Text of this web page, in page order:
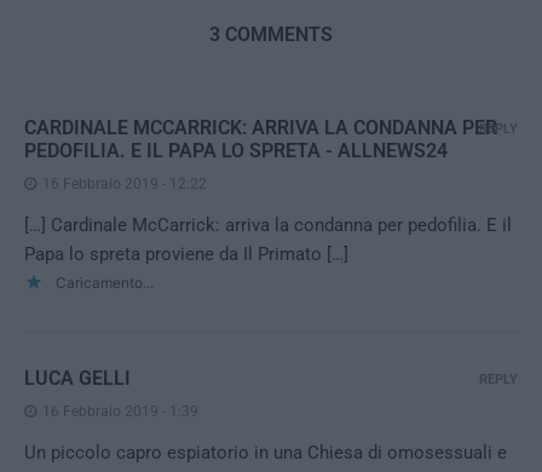
3 COMMENTS
CARDINALE MCCARRICK: ARRIVA LA CONDANNA PER
PEDOFILIA. E IL PAPA LO SPRETA - ALLNEWS24
16 Febbraio 2019 - 12:22
[…] Cardinale McCarrick: arriva la condanna per pedofilia. E il
Papa lo spreta proviene da Il Primato […]
Caricamento...
REPLY
LUCA GELLI
16 Febbraio 2019 - 1:39
Un piccolo capro espiatorio in una Chiesa di omosessuali e
REPLY